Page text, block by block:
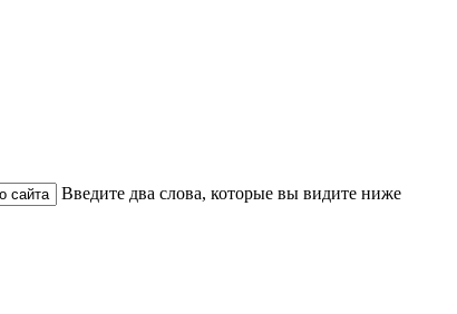
Введите два слова, которые вы видите ниже